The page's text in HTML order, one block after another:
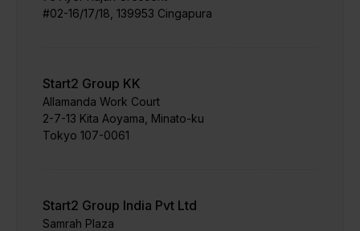
#02-16/17/18, 139953 Cingapura
Start2 Group KK
Allamanda Work Court
2-7-13 Kita Aoyama, Minato-ku
Tokyo 107-0061
Start2 Group India Pvt Ltd
Samrah Plaza